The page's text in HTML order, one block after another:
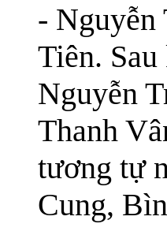
- Nguyễn
Tiên.
Nguyễn
Thanh
tương tự
Cung,